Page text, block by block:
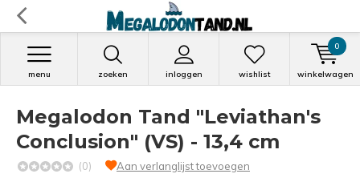
zoeken inloggen
menu wishlist winkelwagen
0
Megalodon Tand "Leviathan's
Conclusion" (VS) - 13,4 cm
(0) Aan verlanglijst toevoegen